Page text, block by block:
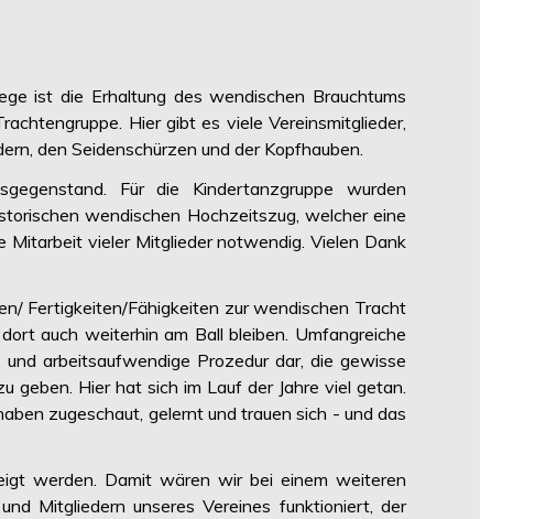
ist die Erhaltung des wendischen Brauchtums
Hier gibt es viele Vereinsmitglieder,
den Seidenschürzen und der Kopfhauben.
Für die Kindertanzgruppe wurden
wendischen Hochzeitszug, welcher eine
vieler Mitglieder notwendig. Vielen Dank
Fertigkeiten/Fähigkeiten zur wendischen Tracht
auch weiterhin am Ball bleiben. Umfangreiche
arbeitsaufwendige Prozedur dar, die gewisse
Hier hat sich im Lauf der Jahre viel getan.
zugeschaut, gelernt und trauen sich - und das
werden. Damit wären wir bei einem weiteren
Mitgliedern unseres Vereines funktioniert, der